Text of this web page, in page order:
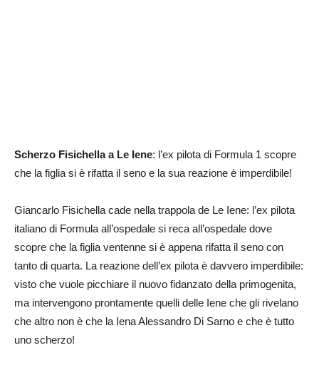
Scherzo Fisichella a Le Iene: l’ex pilota di Formula 1 scopre
che la figlia si è rifatta il seno e la sua reazione è imperdibile!
Giancarlo Fisichella cade nella trappola de Le Iene: l’ex pilota
italiano di Formula all’ospedale si reca all’ospedale dove
scopre che la figlia ventenne si è appena rifatta il seno con
tanto di quarta. La reazione dell’ex pilota è davvero imperdibile:
visto che vuole picchiare il nuovo fidanzato della primogenita,
ma intervengono prontamente quelli delle Iene che gli rivelano
che altro non è che la Iena Alessandro Di Sarno e che è tutto
uno scherzo!